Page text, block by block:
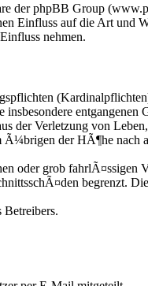
der phpBB Group
Einfluss auf die Art und
nehmen.
entgangenen
der Verletzung von
der HÃ¶he nach
oder grob fahrlÃ¤ssigen
begrenzt.